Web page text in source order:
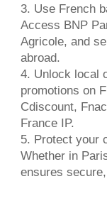
3. Use French
Access BNP
Agricole, and
abroad.
4. Unlock local
promotions on
Cdiscount,
France IP.
5. Protect your
Whether in
ensures